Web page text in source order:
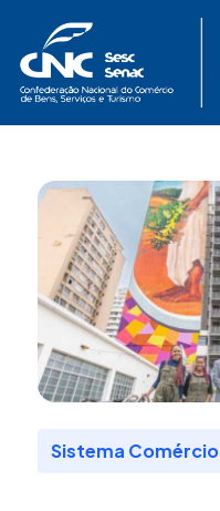
conteúdo
Sistema Comércio